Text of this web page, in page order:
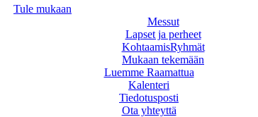
Tule mukaan
Messut
Lapset ja perheet
KohtaamisRyhmät
Mukaan tekemään
Luemme Raamattua
Kalenteri
Tiedotusposti
Ota yhteyttä